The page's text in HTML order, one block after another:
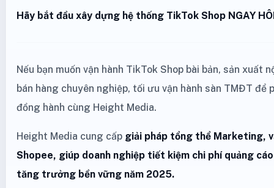
Hãy bắt đầu xây dựng hệ thống TikTok Shop NGAY
Nếu bạn muốn vận hành TikTok Shop bài bản, sản xuất
bán hàng chuyên nghiệp, tối ưu vận hành sàn TMĐT để
đồng hành cùng Height Media.
Height Media cung cấp giải pháp tổng thể Marketing,
Shopee, giúp doanh nghiệp tiết kiệm chi phí quảng
tăng trưởng bền vững năm 2025.